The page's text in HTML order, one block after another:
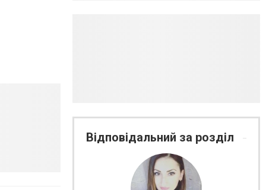
Відповідальний за розділ